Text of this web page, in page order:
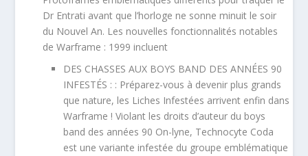
Dr Entrati avant que l’horloge ne sonne minuit le soir
du Nouvel An. Les nouvelles fonctionnalités notables
de Warframe : 1999 incluent
DES CHASSES AUX BOYS BAND DES ANNÉES 90
INFESTÉS : : Préparez-vous à devenir plus grands
que nature, les Liches Infestées arrivent enfin dans
Warframe ! Violant les droits d’auteur du boys
band des années 90 On-lyne, Technocyte Coda
est une variante infestée du groupe emblématique